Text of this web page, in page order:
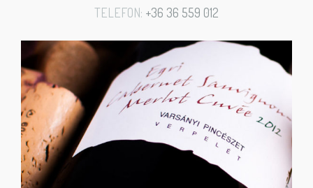
TELEFON: +36 36 559 012